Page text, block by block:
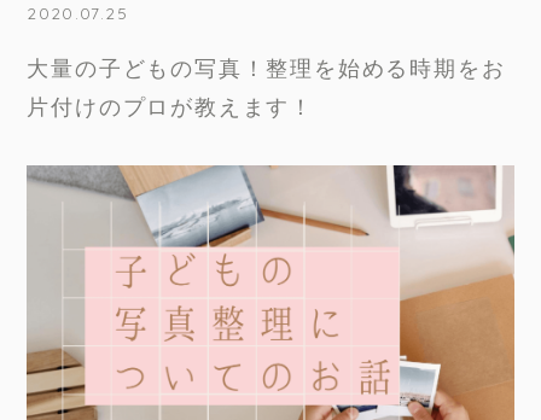
2020.07.25
大量の子どもの写真！整理を始める時期をお
片付けのプロが教えます！